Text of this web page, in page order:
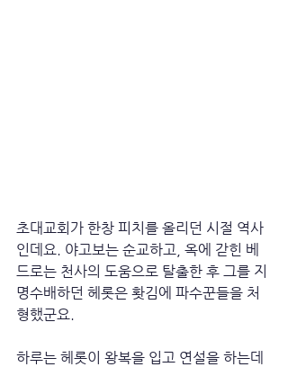
초대교회가 한창 피치를 올리던 시절 역사
인데요. 야고보는 순교하고, 옥에 갇힌 베
드로는 천사의 도움으로 탈출한 후 그를 지
명수배하던 헤롯은 홧김에 파수꾼들을 처
형했군요.
하루는 헤롯이 왕복을 입고 연설을 하는데